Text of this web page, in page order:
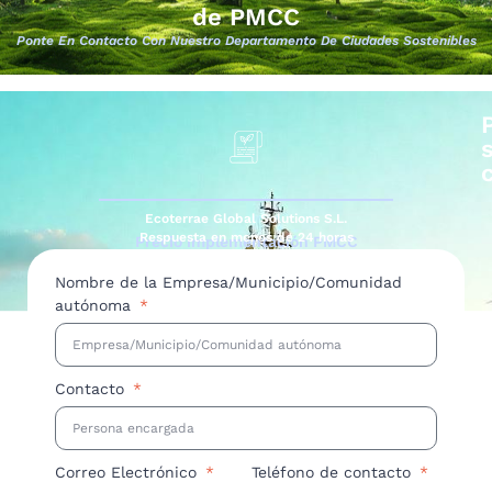
de PMCC
Ponte En Contacto Con Nuestro Departamento De Ciudades Sostenibles
Precio implementación PMCC
Ecoterrae Global Solutions S.L.
Respuesta en menos de 24 horas
Nombre de la Empresa/Municipio/Comunidad
autónoma
Contacto
Correo Electrónico Teléfono de contacto